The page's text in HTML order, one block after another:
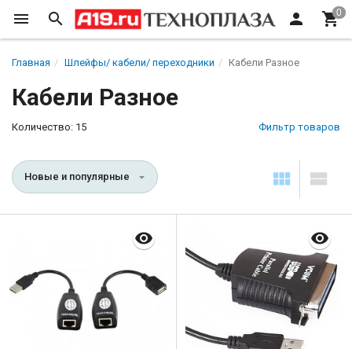
Главная Шлейфы/ кабели/ переходники Кабели Разное
Кабели Разное
Количество: 15 Фильтр товаров
Новые и популярные